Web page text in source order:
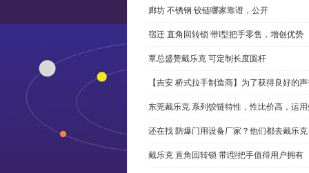
廊坊 不锈钢 铰链哪家靠谱，公开
宿迁 直角回转锁 带l型把手零售，增创优势
覃总盛赞戴乐克 可定制长度圆杆
【吉安 桥式拉手制造商】为了获得良好的
东莞戴乐克 系列铰链特性，性比价高，运
还在找 防爆门用设备厂家？他们都去戴乐克
戴乐克 直角回转锁 带l型把手值得用户拥有